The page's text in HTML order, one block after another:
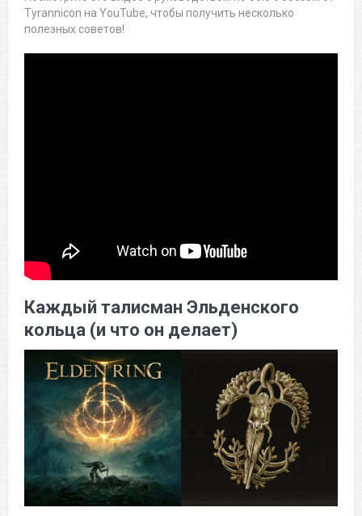
Tyrannicon на YouTube, чтобы получить несколько
полезных советов!
Каждый талисман Эльденского
кольца (и что он делает)